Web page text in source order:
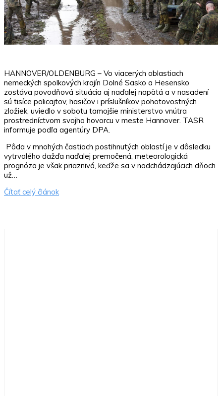
HANNOVER/OLDENBURG – Vo viacerých oblastiach
nemeckých spolkových krajín Dolné Sasko a Hesensko
zostáva povodňová situácia aj naďalej napätá a v nasadení
sú tisíce policajtov, hasičov i príslušníkov pohotovostných
zložiek, uviedlo v sobotu tamojšie ministerstvo vnútra
prostredníctvom svojho hovorcu v meste Hannover. TASR
informuje podľa agentúry DPA.
Pôda v mnohých častiach postihnutých oblastí je v dôsledku
vytrvalého dažďa naďalej premočená, meteorologická
prognóza je však priaznivá, keďže sa v nadchádzajúcich dňoch
už…
Čítať celý článok